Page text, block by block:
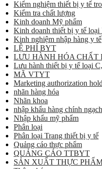
Kiểm nghiệm thiết bị y tế
Kiểm tra chất lượng
Kinh doanh Mỹ phẩm
Kinh doanh thiết bị y tế
Kinh nghiệm nhập hàng y tế
LỆ PHÍ BYT
LƯU HÀNH HÓA CHẤT
Lưu hành thiết bị y tế loại
MÃ VTYT
Marketing authorization
nhãn hàng hóa
Nhãn khoa
nhập khẩu hàng chính ngạch
Nhập khẩu mỹ phẩm
Phân loại
Phân loại Trang thiết bị y tế
Quảng cáo thực phẩm
QUẢNG CÁO TTBYT
SẢN XUẤT THỰC